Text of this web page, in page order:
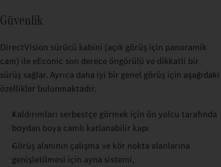
Güvenlik
DirectVision sürücü kabini (açık görüş için panoramik
cam) ile eEconic son derece öngörülü ve dikkatli bir
sürüş sağlar. Ayrıca daha iyi bir genel görüş için aşağıdaki
özellikler bulunmaktadır.
Kaldırımları serbestçe görmek için ön yolcu tarafında
boydan boya camlı katlanabilir kapı
Görüş alanının çalışma ve kör nokta alanlarına
genişletilmesi için ayna sistemi,